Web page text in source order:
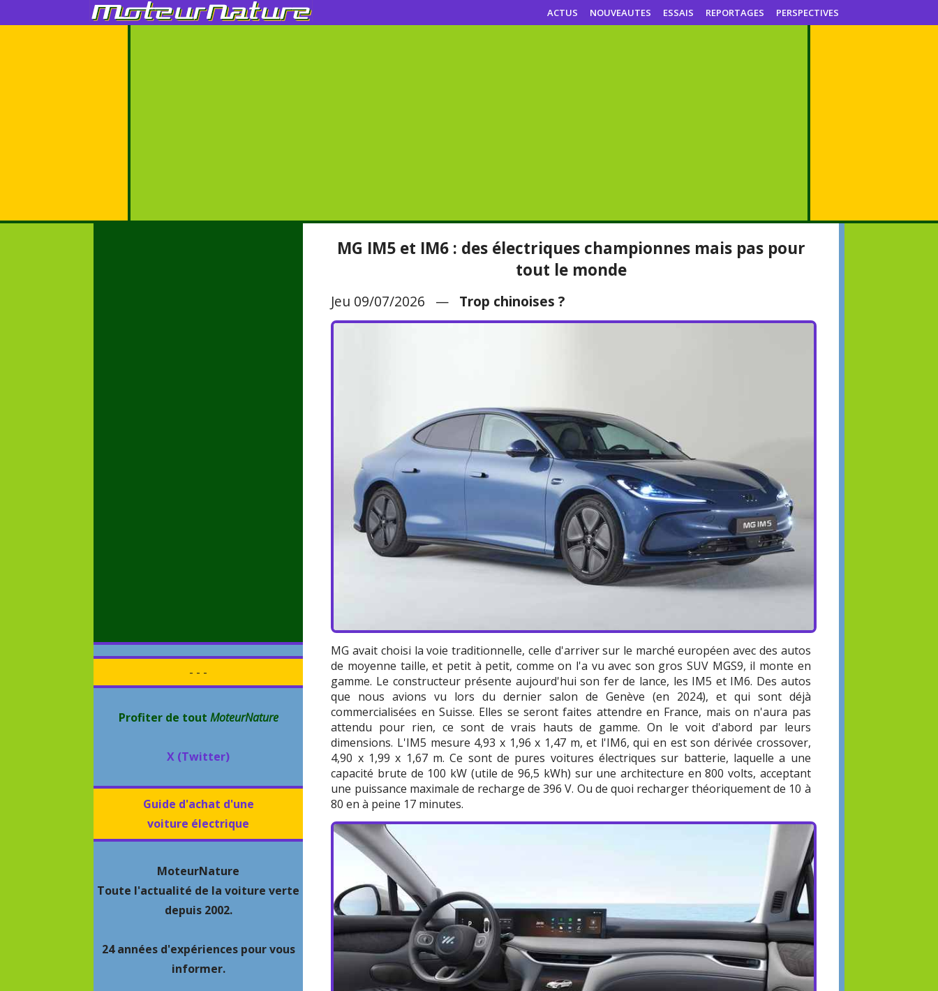
ACTUS NOUVEAUTES ESSAIS REPORTAGES PERSPECTIVES
- - -
Profiter de tout MoteurNature
X (Twitter)
Guide d'achat d'une
voiture électrique
MoteurNature
Toute l'actualité de la voiture verte
depuis 2002.
24 années d'expériences pour vous
informer.
MG IM5 et IM6 : des électriques championnes mais pas pour
tout le monde
Jeu 09/07/2026 — Trop chinoises ?
MG avait choisi la voie traditionnelle, celle d'arriver sur le marché européen avec des autos
de moyenne taille, et petit à petit, comme on l'a vu avec son gros SUV MGS9, il monte en
gamme. Le constructeur présente aujourd'hui son fer de lance, les IM5 et IM6. Des autos
que nous avions vu lors du dernier salon de Genève (en 2024), et qui sont déjà
commercialisées en Suisse. Elles se seront faites attendre en France, mais on n'aura pas
attendu pour rien, ce sont de vrais hauts de gamme. On le voit d'abord par leurs
dimensions. L'IM5 mesure 4,93 x 1,96 x 1,47 m, et l'IM6, qui en est son dérivée crossover,
4,90 x 1,99 x 1,67 m. Ce sont de pures voitures électriques sur batterie, laquelle a une
capacité brute de 100 kW (utile de 96,5 kWh) sur une architecture en 800 volts, acceptant
une puissance maximale de recharge de 396 V. Ou de quoi recharger théoriquement de 10 à
80 en à peine 17 minutes.